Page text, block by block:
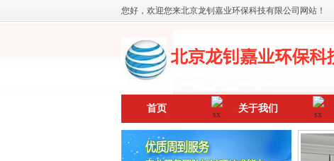
您好，欢迎您来北京龙钊嘉业环保科技有限公司网站！
首页 关于我们